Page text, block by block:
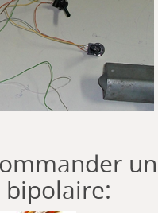
un
bipolaire: